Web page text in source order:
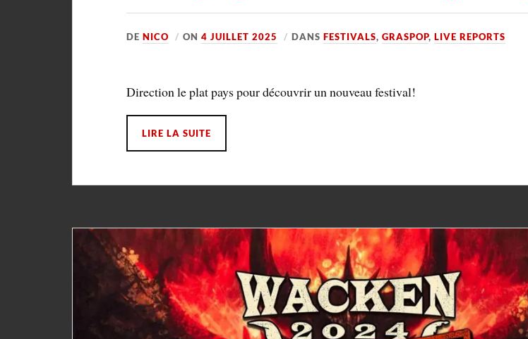
DENICO ON4 JUILLET 2025 DANSFESTIVALS,GRASPOP,LIVE REPORTS
Direction le plat pays pour découvrir un nouveau festival!
LIRE LA SUITE